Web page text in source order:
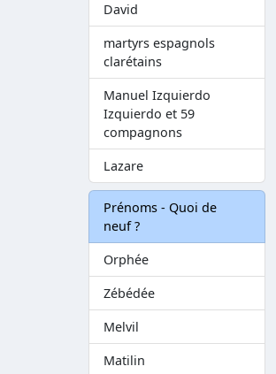
David
martyrs espagnols
clarétains
Manuel Izquierdo
Izquierdo et 59
compagnons
Lazare
Prénoms - Quoi de
neuf ?
Orphée
Zébédée
Melvil
Matilin